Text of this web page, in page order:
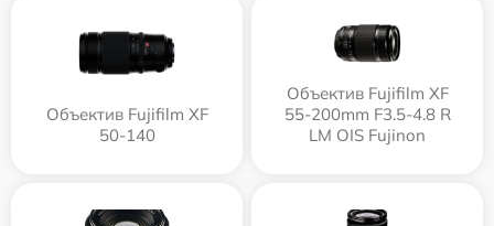
Объектив Fujifilm XF
50-140
Объектив Fujifilm XF
55-200mm F3.5-4.8 R
LM OIS Fujinon